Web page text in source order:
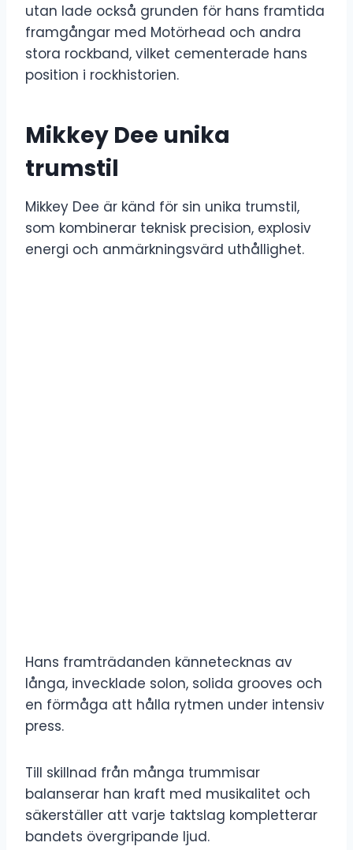
utan lade också grunden för hans framtida
framgångar med Motörhead och andra
stora rockband, vilket cementerade hans
position i rockhistorien.
Mikkey Dee unika
trumstil
Mikkey Dee är känd för sin unika trumstil,
som kombinerar teknisk precision, explosiv
energi och anmärkningsvärd uthållighet.
Hans framträdanden kännetecknas av
långa, invecklade solon, solida grooves och
en förmåga att hålla rytmen under intensiv
press.
Till skillnad från många trummisar
balanserar han kraft med musikalitet och
säkerställer att varje taktslag kompletterar
bandets övergripande ljud.